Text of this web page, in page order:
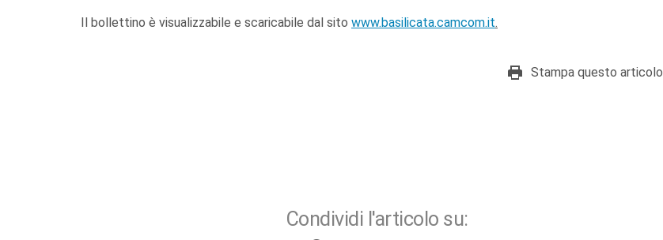
Il bollettino è visualizzabile e scaricabile dal sito www.basilicata.camcom.it.
Stampa questo articolo
Condividi l'articolo su: